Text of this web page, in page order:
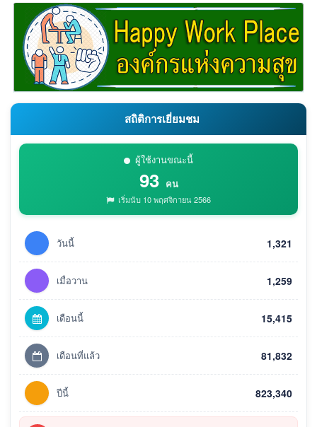
สถิติการเยี่ยมชม
ผู้ใช้งานขณะนี้
93 คน
เริ่มนับ 10 พฤศจิกายน 2566
วันนี้ 1,321
เมื่อวาน 1,259
เดือนนี้ 15,415
เดือนที่แล้ว 81,832
ปีนี้ 823,340